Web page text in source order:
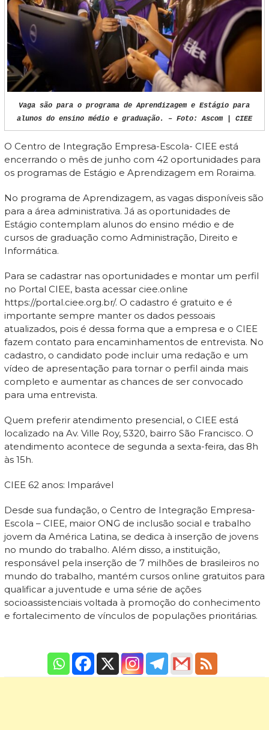
Vaga são para o programa de Aprendizagem e Estágio para
alunos do ensino médio e graduação. – Foto: Ascom | CIEE
O Centro de Integração Empresa-Escola- CIEE está
encerrando o mês de junho com 42 oportunidades para
os programas de Estágio e Aprendizagem em Roraima.
No programa de Aprendizagem, as vagas disponíveis são
para a área administrativa. Já as oportunidades de
Estágio contemplam alunos do ensino médio e de
cursos de graduação como Administração, Direito e
Informática.
Para se cadastrar nas oportunidades e montar um perfil
no Portal CIEE, basta acessar ciee.online
https://portal.ciee.org.br/. O cadastro é gratuito e é
importante sempre manter os dados pessoais
atualizados, pois é dessa forma que a empresa e o CIEE
fazem contato para encaminhamentos de entrevista. No
cadastro, o candidato pode incluir uma redação e um
vídeo de apresentação para tornar o perfil ainda mais
completo e aumentar as chances de ser convocado
para uma entrevista.
Quem preferir atendimento presencial, o CIEE está
localizado na Av. Ville Roy, 5320, bairro São Francisco. O
atendimento acontece de segunda a sexta-feira, das 8h
às 15h.
CIEE 62 anos: Imparável
Desde sua fundação, o Centro de Integração Empresa-
Escola – CIEE, maior ONG de inclusão social e trabalho
jovem da América Latina, se dedica à inserção de jovens
no mundo do trabalho. Além disso, a instituição,
responsável pela inserção de 7 milhões de brasileiros no
mundo do trabalho, mantém cursos online gratuitos para
qualificar a juventude e uma série de ações
socioassistenciais voltada à promoção do conhecimento
e fortalecimento de vínculos de populações prioritárias.